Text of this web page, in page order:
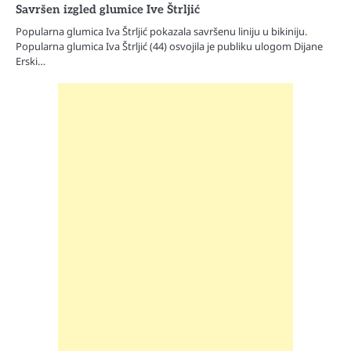
Savršen izgled glumice Ive Štrljić
Popularna glumica Iva Štrljić pokazala savršenu liniju u bikiniju.
Popularna glumica Iva Štrljić (44) osvojila je publiku ulogom Dijane
Erski…